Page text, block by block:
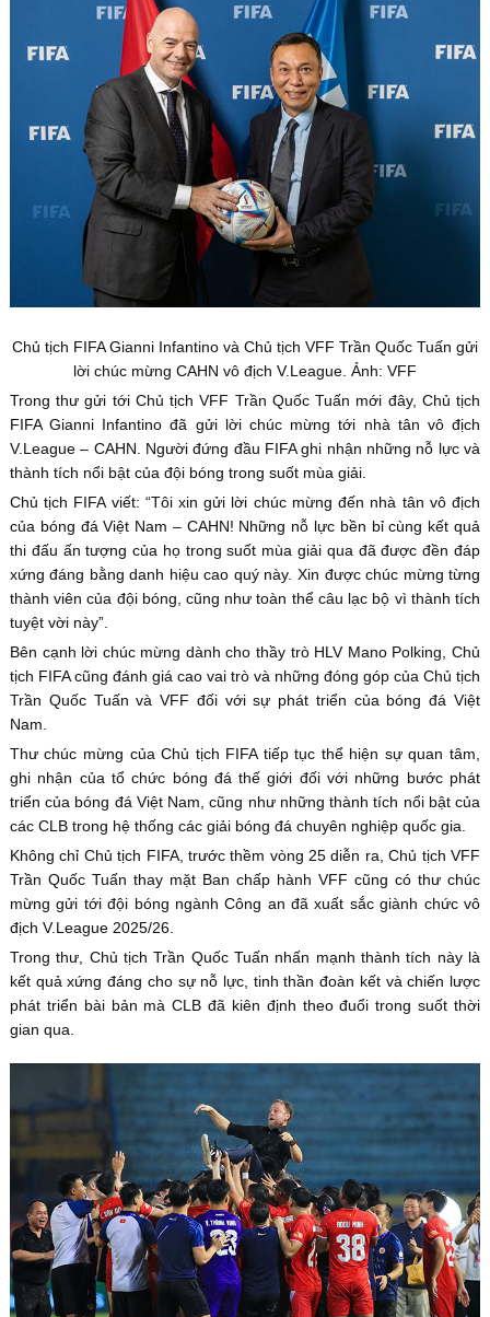
Chủ tịch FIFA Gianni Infantino và Chủ tịch VFF Trần Quốc Tuấn gửi
lời chúc mừng CAHN vô địch V.League. Ảnh: VFF
Trong thư gửi tới Chủ tịch VFF Trần Quốc Tuấn mới đây, Chủ tịch
FIFA Gianni Infantino đã gửi lời chúc mừng tới nhà tân vô địch
V.League – CAHN. Người đứng đầu FIFA ghi nhận những nỗ lực và
thành tích nổi bật của đội bóng trong suốt mùa giải.
Chủ tịch FIFA viết: “Tôi xin gửi lời chúc mừng đến nhà tân vô địch
của bóng đá Việt Nam – CAHN! Những nỗ lực bền bỉ cùng kết quả
thi đấu ấn tượng của họ trong suốt mùa giải qua đã được đền đáp
xứng đáng bằng danh hiệu cao quý này. Xin được chúc mừng từng
thành viên của đội bóng, cũng như toàn thể câu lạc bộ vì thành tích
tuyệt vời này”.
Bên cạnh lời chúc mừng dành cho thầy trò HLV Mano Polking, Chủ
tịch FIFA cũng đánh giá cao vai trò và những đóng góp của Chủ tịch
Trần Quốc Tuấn và VFF đối với sự phát triển của bóng đá Việt
Nam.
Thư chúc mừng của Chủ tịch FIFA tiếp tục thể hiện sự quan tâm,
ghi nhận của tổ chức bóng đá thế giới đối với những bước phát
triển của bóng đá Việt Nam, cũng như những thành tích nổi bật của
các CLB trong hệ thống các giải bóng đá chuyên nghiệp quốc gia.
Không chỉ Chủ tịch FIFA, trước thềm vòng 25 diễn ra, Chủ tịch VFF
Trần Quốc Tuấn thay mặt Ban chấp hành VFF cũng có thư chúc
mừng gửi tới đội bóng ngành Công an đã xuất sắc giành chức vô
địch V.League 2025/26.
Trong thư, Chủ tịch Trần Quốc Tuấn nhấn mạnh thành tích này là
kết quả xứng đáng cho sự nỗ lực, tinh thần đoàn kết và chiến lược
phát triển bài bản mà CLB đã kiên định theo đuổi trong suốt thời
gian qua.